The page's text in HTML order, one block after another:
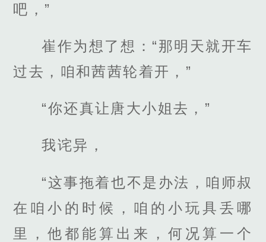
吧，”
崔作为想了想：“那明天就开车
过去，咱和茜茜轮着开，”
“你还真让唐大小姐去，”
我诧异，
“这事拖着也不是办法，咱师叔
在咱小的时候，咱的小玩具丢哪
里，他都能算出来，何况算一个